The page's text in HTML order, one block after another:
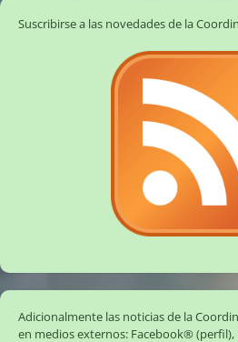
Suscribirse a las novedades de la
Adicionalmente las noticias de la
en medios externos: Facebook® (perfil),